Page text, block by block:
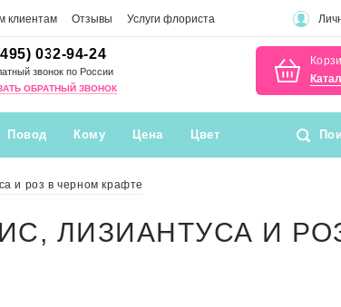
клиентам Отзывы Услуги флориста
032-94-24
звонок по России
ОБРАТНЫЙ ЗВОНОК
Повод Кому Цена Цвет
и роз в черном крафте
ЛИЗИАНТУСА И